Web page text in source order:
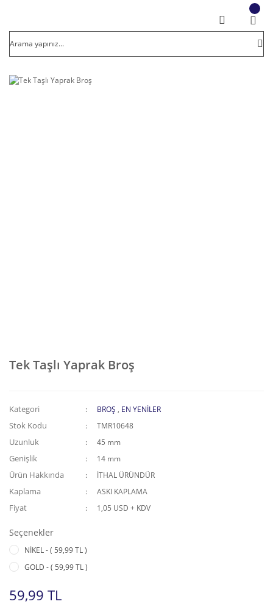
Tek Taşlı Yaprak Broş
Kategori BROŞ , EN YENİLER
Stok Kodu TMR10648
Uzunluk 45 mm
Genişlik 14 mm
Ürün Hakkında İTHAL ÜRÜNDÜR
Kaplama ASKI KAPLAMA
Fiyat 1,05 USD + KDV
Seçenekler
NİKEL - ( 59,99 TL )
GOLD - ( 59,99 TL )
59,99 TL